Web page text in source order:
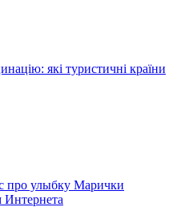
які туристичні країни
про улыбку Марички